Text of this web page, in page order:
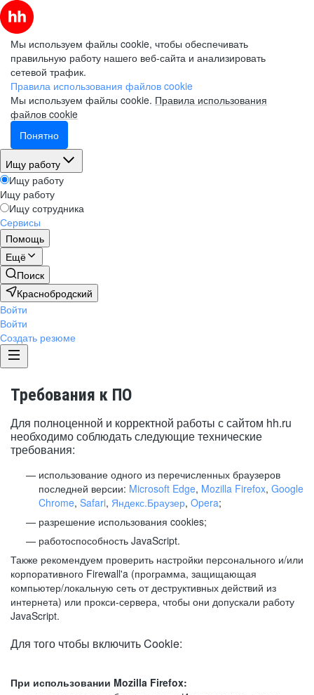
Мы используем файлы cookie, чтобы обеспечивать
правильную работу нашего веб-сайта и анализировать
сетевой трафик.
Правила использования файлов cookie
Мы используем файлы cookie. Правила использования
файлов cookie
Понятно
Ищу работу
Ищу работу
Ищу работу
Ищу сотрудника
Сервисы
Помощь
Ещё
Поиск
Краснобродский
Войти
Войти
Создать резюме
Требования к ПО
Для полноценной и корректной работы с сайтом hh.ru
необходимо соблюдать следующие технические
требования:
использование одного из перечисленных браузеров
последней версии: Microsoft Edge, Mozilla Firefox, Google
Chrome, Safari, Яндекс.Браузер, Opera;
разрешение использования cookies;
работоспособность JavaScript.
Также рекомендуем проверить настройки персонального и/или
корпоративного Firewall'a (программа, защищающая
компьютер/локальную сеть от деструктивных действий из
интернета) или прокси-сервера, чтобы они допускали работу
JavaScript.
Для того чтобы включить Cookie:
При использовании Mozilla Firefox: